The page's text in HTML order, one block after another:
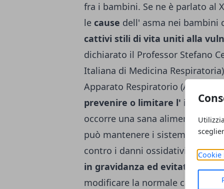
Cookie
fra i bambini. Se ne è parlato al
le cause dell' asma nei bambini
cattivi stili di vita uniti alla
dichiarato il Professor Stefano
Italiana di Medicina
Apparato Respiratorio (A.O.)
prevenire o limitare l' impatto
occorre una sana alimentazione
può mantenere i sistemi di
contro i danni ossidativi da
in gravidanza ed evitato il
modificare la normale capacità